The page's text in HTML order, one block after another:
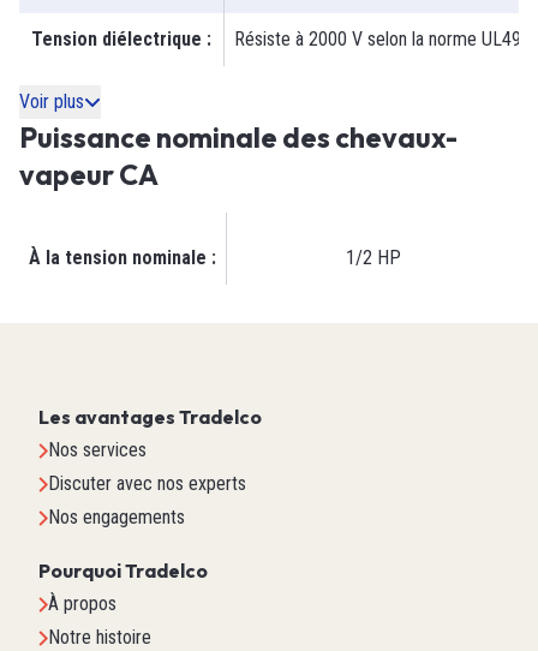
Tension diélectrique : Résiste à 2000 V selon la norme UL498
Voir plus
Puissance nominale des chevaux-
vapeur CA
À la tension nominale : 1/2 HP
Les avantages Tradelco
Nos services
Discuter avec nos experts
Nos engagements
Pourquoi Tradelco
À propos
Notre histoire